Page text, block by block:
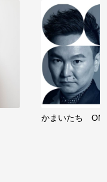
かまいたち